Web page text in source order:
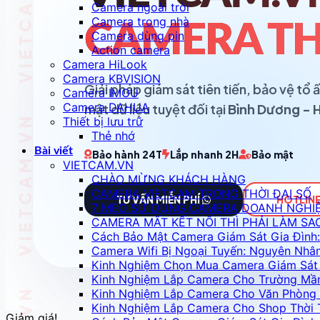
Camera ngoài trời
Camera trong nhà
Camera dùng pin
Action camera
Camera HiLook
Camera KBVISION
Camera IMOU
Camera DAHUA
Thiết bị lưu trữ
Thẻ nhớ
Bài viết
VIETCAM.VN
CHÀO MỪNG KHÁCH HÀNG
CAMERA VIETCAM TRONG THỜI ĐẠI SỐ
7 MẸO SỬ DỤNG CAMERA DOANH
CAMERA MẤT KẾT NỐI THÌ PHẢI LÀM
Cách Bảo Mật Camera Giám Sát Gia
Camera Wifi Bị Ngoại Tuyến: Nguyên
Kinh Nghiệm Chọn Mua Camera Giám
Kinh Nghiệm Lắp Camera Cho Trường
Kinh Nghiệm Lắp Camera Cho Văn
Kinh Nghiệm Lắp Camera Cho Shop Thời
CAMERA
Giải pháp giám sát tiên tiến, bảo vệ tổ
mật dữ liệu tuyệt đối tại Bình Dương -
Bảo hành 24T Lắp nhanh 2H Bảo mật
TƯ VẤN MIỄN PHÍ